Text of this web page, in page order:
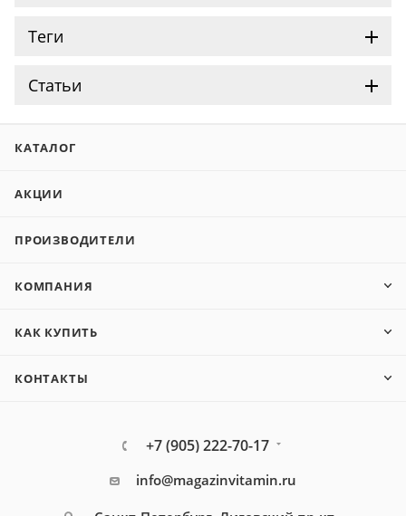
Теги
Статьи
КАТАЛОГ
АКЦИИ
ПРОИЗВОДИТЕЛИ
КОМПАНИЯ
КАК КУПИТЬ
КОНТАКТЫ
+7 (905) 222-70-17
info@magazinvitamin.ru